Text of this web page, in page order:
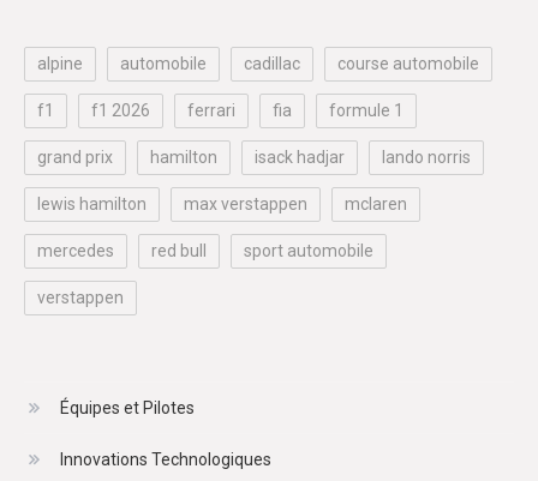
alpine automobile cadillac course automobile
f1 f1 2026 ferrari fia formule 1
grand prix hamilton isack hadjar lando norris
lewis hamilton max verstappen mclaren
mercedes red bull sport automobile
verstappen
Équipes et Pilotes
Innovations Technologiques